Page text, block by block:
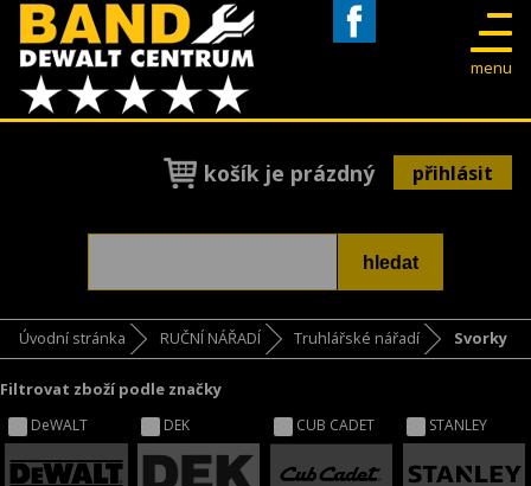
menu
košík je prázdný přihlásit
Úvodní stránka RUČNÍ NÁŘADÍ Truhlářské nářadí Svorky
Filtrovat zboží podle značky
DeWALT DEK CUB CADET STANLEY